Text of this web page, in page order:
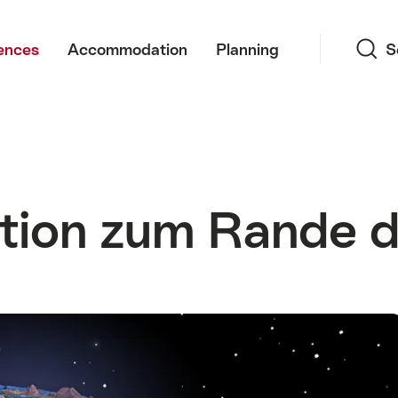
Accommodation Planning
zum Rande